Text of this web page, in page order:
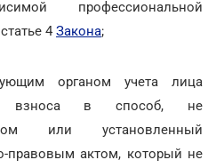
профессиональной
4 Закона;
органом учета лица
взноса в способ, не
или установленный
правовым актом, который не